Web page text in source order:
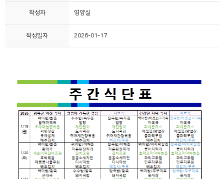
작성자 영양실
작성일자 2026-01-17